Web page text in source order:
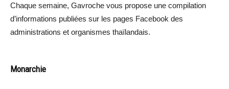
Chaque semaine, Gavroche vous propose une compilation
d’informations publiées sur les pages Facebook des
administrations et organismes thaïlandais.
Monarchie